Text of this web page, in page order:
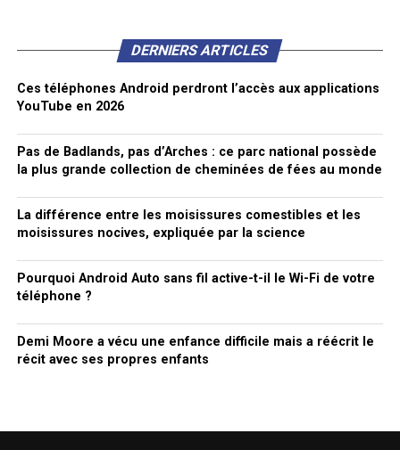
DERNIERS ARTICLES
Ces téléphones Android perdront l’accès aux applications
YouTube en 2026
Pas de Badlands, pas d’Arches : ce parc national possède
la plus grande collection de cheminées de fées au monde
La différence entre les moisissures comestibles et les
moisissures nocives, expliquée par la science
Pourquoi Android Auto sans fil active-t-il le Wi-Fi de votre
téléphone ?
Demi Moore a vécu une enfance difficile mais a réécrit le
récit avec ses propres enfants